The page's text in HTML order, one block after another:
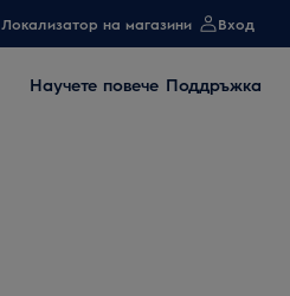
Локализатор на магазини Вход
Научете повече Поддръжка